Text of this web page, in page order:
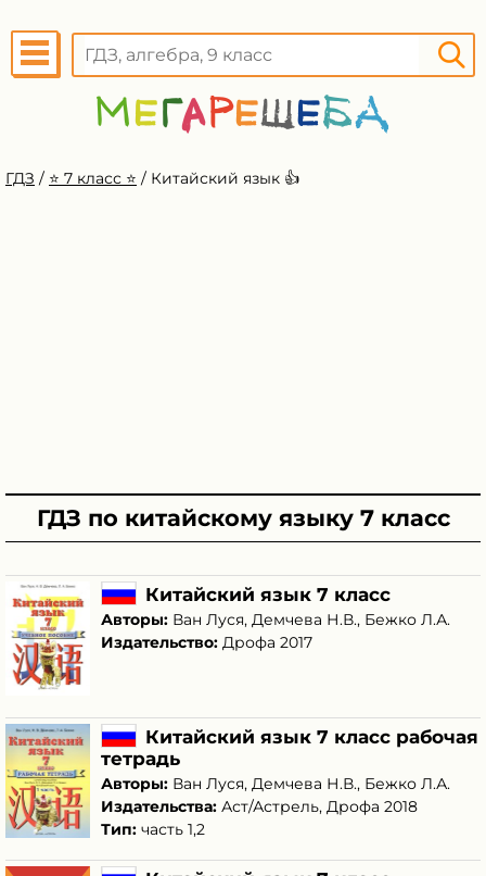
ГДЗ / ⭐️ 7 класс ⭐️ / Китайский язык 👍
ГДЗ по китайскому языку 7 класс
Китайский язык 7 класс
Авторы: Ван Луся, Демчева Н.В., Бежко Л.А.
Издательство: Дрофа 2017
Китайский язык 7 класс рабочая
тетрадь
Авторы: Ван Луся, Демчева Н.В., Бежко Л.А.
Издательства: Аст/Астрель, Дрофа 2018
Тип: часть 1,2